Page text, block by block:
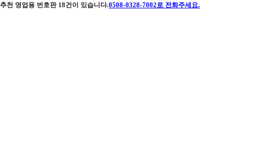
추천 영업용 번호판 18건이 있습니다.0508-0328-7002 로 전화주세요.